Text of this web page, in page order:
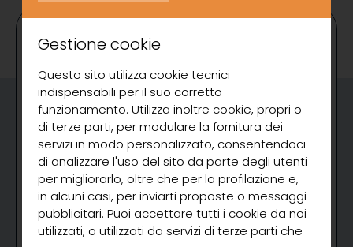
Gestione cookie
Questo sito utilizza cookie tecnici
indispensabili per il suo corretto
funzionamento. Utilizza inoltre cookie, propri o
di terze parti, per modulare la fornitura dei
servizi in modo personalizzato, consentendoci
di analizzare l'uso del sito da parte degli utenti
per migliorarlo, oltre che per la profilazione e,
in alcuni casi, per inviarti proposte o messaggi
pubblicitari. Puoi accettare tutti i cookie da noi
utilizzati, o utilizzati da servizi di terze parti che